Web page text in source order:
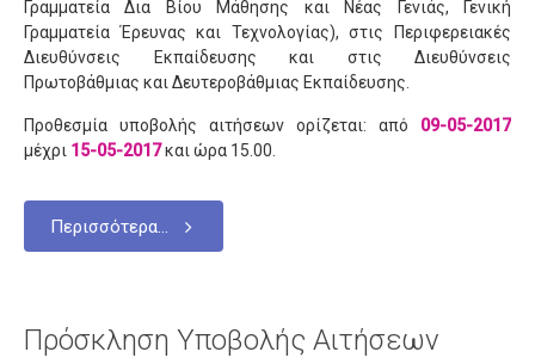
Γραμματεία Δια Βίου Μάθησης και Νέας Γενιάς, Γενική
Γραμματεία Έρευνας και Τεχνολογίας), στις Περιφερειακές
Διευθύνσεις Εκπαίδευσης και στις Διευθύνσεις
Πρωτοβάθμιας και Δευτεροβάθμιας Εκπαίδευσης.
Προθεσμία υποβολής αιτήσεων ορίζεται: από 09-05-2017
μέχρι 15-05-2017και ώρα 15.00.
Περισσότερα...
Πρόσκληση Υποβολής Αιτήσεων